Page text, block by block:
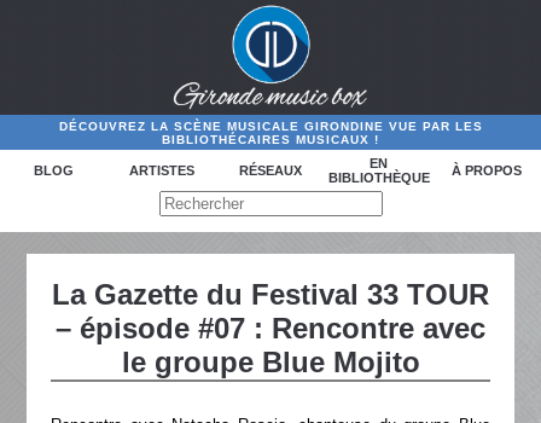
DÉCOUVREZ LA SCÈNE MUSICALE GIRONDINE VUE PAR LES
BIBLIOTHÉCAIRES MUSICAUX !
BLOG ARTISTES RÉSEAUX
EN
BIBLIOTHÈQUE
À PROPOS
La Gazette du Festival 33 TOUR
– épisode #07 : Rencontre avec
le groupe Blue Mojito